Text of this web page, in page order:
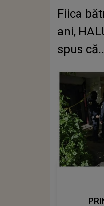
Fiica
ani,
spus